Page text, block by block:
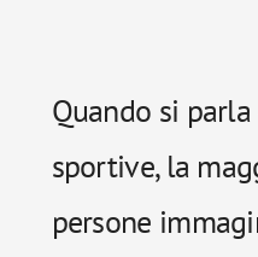
Quando si
sportive, la
persone